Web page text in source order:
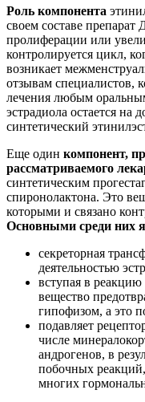
Роль компонента
своем составе препарат
пролиферации или
контролируется цикл,
возникает
отзывам специалистов,
лечения любым
эстрадиола остается на
синтетический
Еще один компонент,
рассматриваемого
синтетическим
спиронолактона. Это
которыми и связано
Основными среди них
секреторная
деятельностью
вступая в
вещество
гипофизом, а это
подавляет
числе
андрогенов, в
побочных
многих